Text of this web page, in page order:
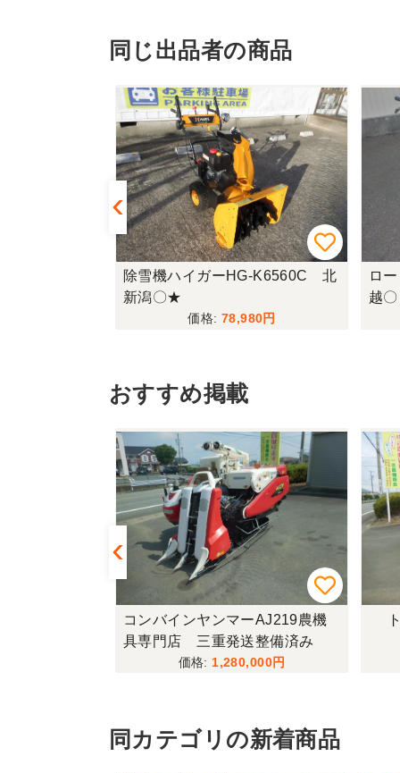
同じ出品者の商品
除雪機ハイガーHG-K6560C 北
新潟〇★
78,980
ロ
越〇
おすすめ掲載
コンバインヤンマーAJ219農機
具専門店 三重発送整備済み
1,280,000
同カテゴリの新着商品